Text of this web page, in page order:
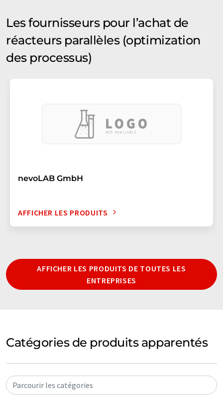
Les fournisseurs pour l’achat de
réacteurs parallèles (optimization
des processus)
nevoLAB GmbH
AFFICHER LES PRODUITS
AFFICHER LES PRODUITS DE TOUTES LES
ENTREPRISES
Catégories de produits apparentés
Parcourir les catégories